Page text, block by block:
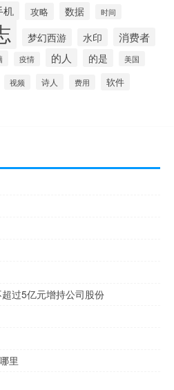
机 攻略 数据 时间
梦幻西游 水印 消费者
疫情 的人 的是 美国
视频 诗人 费用 软件
过5亿元增持公司股份
里